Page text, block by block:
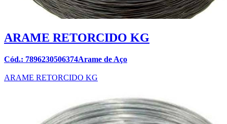
ARAME RETORCIDO KG
Cód.: 7896230506374Arame de Aço
ARAME RETORCIDO KG